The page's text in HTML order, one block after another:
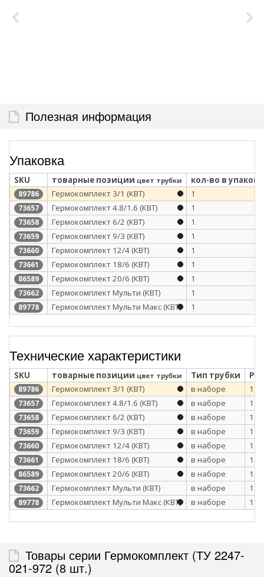
Полезная информация
Упаковка
SKU товарные позиции цвет трубки кол-во в
89786 Гермокомплект 3/1 (КВТ) 1
73657 Гермокомплект 4.8/1.6 (КВТ) 1
73658 Гермокомплект 6/2 (КВТ) 1
73659 Гермокомплект 9/3 (КВТ) 1
73660 Гермокомплект 12/4 (КВТ) 1
73661 Гермокомплект 18/6 (КВТ) 1
86589 Гермокомплект 20/6 (КВТ) 1
73662 Гермокомплект Мульти (КВТ) 1
89778 Гермокомплект Мульти Макс (КВТ) 1
Технические характеристики
SKU товарные позиции цвет трубки Тип трубки
89786 Гермокомплект 3/1 (КВТ) в наборе 1
73657 Гермокомплект 4.8/1.6 (КВТ) в наборе 1
73658 Гермокомплект 6/2 (КВТ) в наборе 1
73659 Гермокомплект 9/3 (КВТ) в наборе 1
73660 Гермокомплект 12/4 (КВТ) в наборе 1
73661 Гермокомплект 18/6 (КВТ) в наборе 1
86589 Гермокомплект 20/6 (КВТ) в наборе 1
73662 Гермокомплект Мульти (КВТ) в наборе 1
89778 Гермокомплект Мульти Макс (КВТ) в наборе 1
Товары серии Гермокомплект (ТУ 2247-
021-972 (8 шт.)